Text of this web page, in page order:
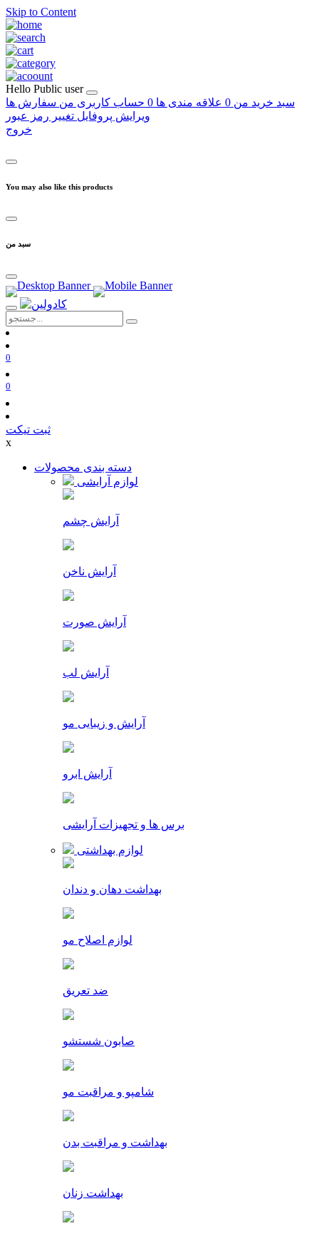
Skip to Content
Hello Public user
سبد خرید من 0 علاقه مندی ها 0 حساب کاربری من سفارش ها
ویرایش پروفایل تغییر رمز عبور
خروج
You may also like this products
سبد من
0
0
ثبت تیکت
x
دسته بندی محصولات
لوازم آرایشی
آرایش چشم
آرایش ناخن
آرایش صورت
آرایش لب
آرایش و زیبایی مو
آرایش ابرو
برس ها و تجهیزات آرایشی
لوازم بهداشتی
بهداشت دهان و دندان
لوازم اصلاح مو
ضد تعریق
صابون شستشو
شامپو و مراقبت مو
بهداشت و مراقبت بدن
بهداشت زنان